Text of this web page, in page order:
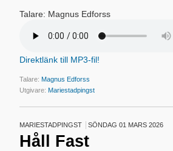
Talare: Magnus Edforss
Direktlänk till MP3-fil!
Talare:Magnus Edforss
Utgivare:Mariestadpingst
MARIESTADPINGST SÖNDAG 01 MARS 2026
Håll Fast